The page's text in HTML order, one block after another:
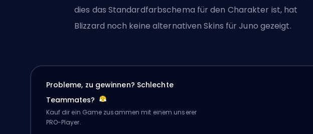
dies das Standardfarbschema für den Charakter ist, hat
Blizzard noch keine alternativen Skins für Juno gezeigt.
Probleme, zu gewinnen? Schlechte
Teammates?
Kauf dir ein Game zusammen mit einem unserer
PRO-Player.